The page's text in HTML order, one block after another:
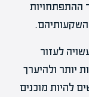
ההתפתחויות
לעזור
יותר ולהיערך
להיות מוכנים